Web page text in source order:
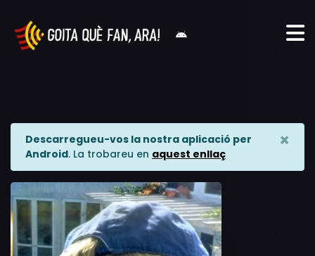
Descarregueu-vos la nostra aplicació per
Android. La trobareu en aquest enllaç
×